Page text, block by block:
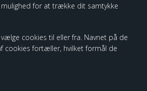
for at trække dit samtykke
cookies til eller fra. Navnet på de
cookies fortæller, hvilket formål de